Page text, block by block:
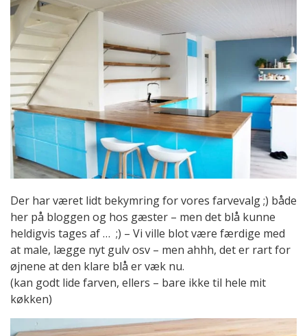
Der har været lidt bekymring for vores farvevalg ;) både
her på bloggen og hos gæster – men det blå kunne
heldigvis tages af … ;) – Vi ville blot være færdige med
at male, lægge nyt gulv osv – men ahhh, det er rart for
øjnene at den klare blå er væk nu.
(kan godt lide farven, ellers – bare ikke til hele mit
køkken)